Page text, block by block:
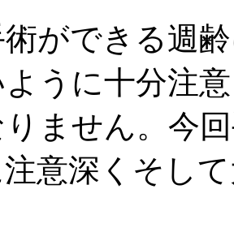
ができる週
うに十分注
りません。今
意深くそし